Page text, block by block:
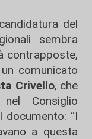
del
sembra
contrapposte,
comunicato
Crivello, che
Consiglio
documento: “I
a questa